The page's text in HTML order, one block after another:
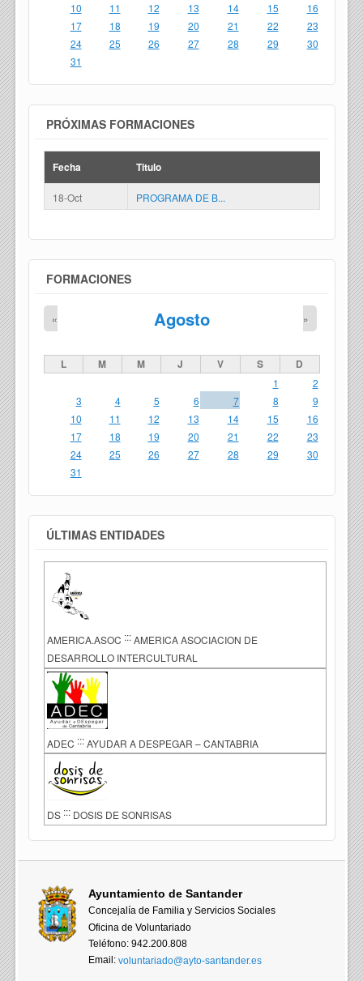
10
11 12 13 14 15
16
17
18 19 20 21 22
23
24
25 26 27 28 29
30
31
PRÓXIMAS FORMACIONES
Fecha Titulo
18-Oct PROGRAMA DE B...
FORMACIONES
Agosto
« »
L M M J V S D
1
2
3
4 5 6 7 8
9
10
11 12 13 14 15
16
17
18 19 20 21 22
23
24
25 26 27 28 29
30
31
ÚLTIMAS ENTIDADES
AMERICA.ASOC ::: AMERICA ASOCIACION DE
DESARROLLO INTERCULTURAL
ADEC ::: AYUDAR A DESPEGAR – CANTABRIA
DS ::: DOSIS DE SONRISAS
Ayuntamiento de Santander
Concejalía de Familia y Servicios Sociales
Oficina de Voluntariado
Teléfono: 942.200.808
Email:voluntariado@ayto-santander.es